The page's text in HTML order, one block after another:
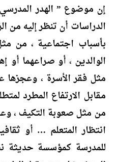
إن موضوع ” الهدر
الدراسات أن تنظر إليه من
بأسباب اجتماعية ، من
الوالدين ، أو صراعهما أو
مثل فقر الأسرة ، وعجزها
مقابل الارتفاع المطرد
من مثل صعوبة التكيف ،
انتظار المتعلم … أو
للمدرسة كمؤسسة حديثة